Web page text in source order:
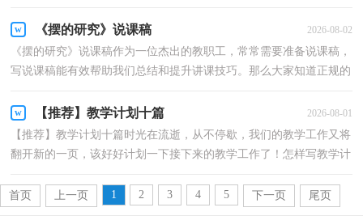
《摆的研究》说课稿 2026-08-02
《摆的研究》说课稿作为一位杰出的教职工，常常需要准备说课稿，
写说课稿能有效帮助我们总结和提升讲课技巧。那么大家知道正规的
【推荐】教学计划十篇 2026-08-01
【推荐】教学计划十篇时光在流逝，从不停歇，我们的教学工作又将
翻开新的一页，该好好计划一下接下来的教学工作了！怎样写教学计
首页
上一页 1 2 3 4 5 下一页 尾页